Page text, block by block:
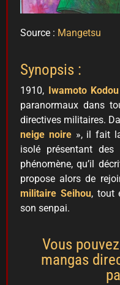
Source : Mangetsu
Synopsis :
1910, Iwamoto Kodou
paranormaux dans
directives militaires.
neige noire», il fait la
isolé présentant
phénomène, qu’il
propose alors de
militaire Seihou, tout
son senpai.
Vous
mangas